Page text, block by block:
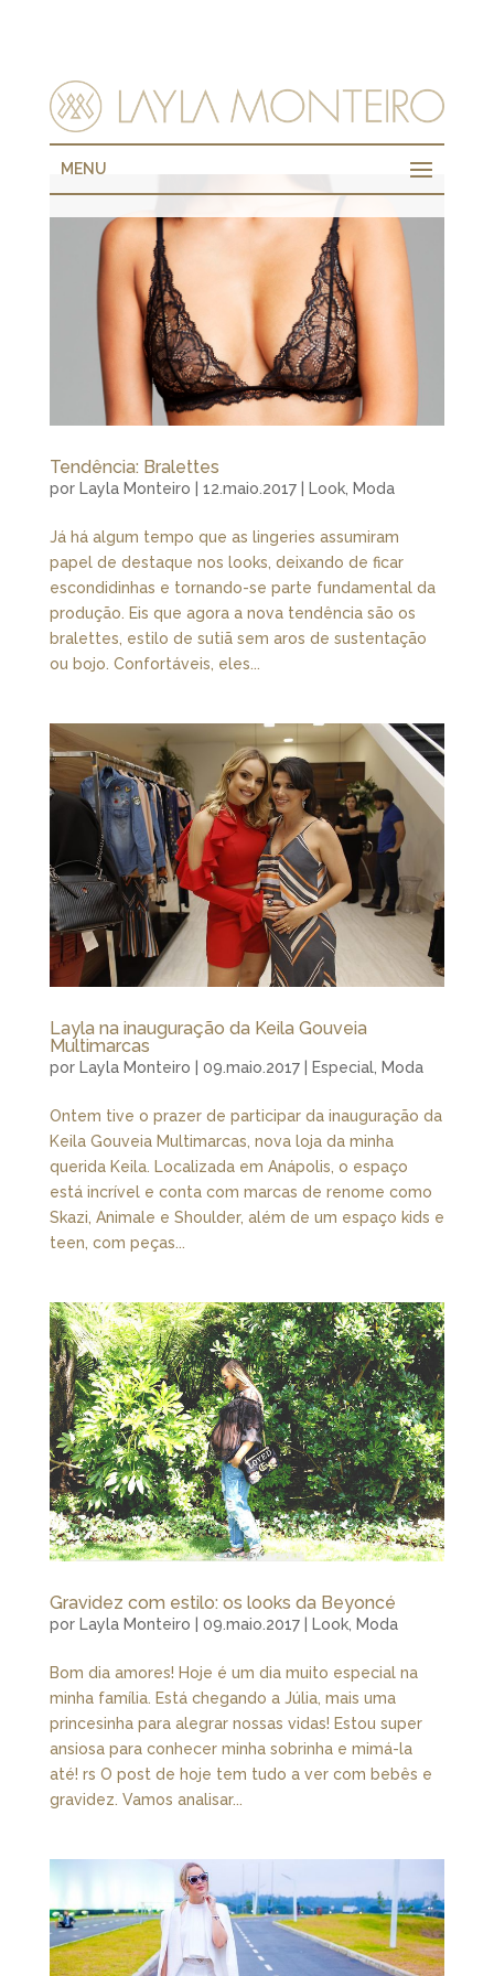
MENU
Tendência: Bralettes
por Layla Monteiro 12.maio.2017| Look, Moda
Já há algum tempo que as lingeries assumiram
papel de destaque nos looks, deixando de ficar
escondidinhas e tornando-se parte fundamental da
produção. Eis que agora a nova tendência são os
bralettes, estilo de sutiã sem aros de sustentação
ou bojo. Confortáveis, eles...
Layla na inauguração da Keila Gouveia
Multimarcas
por Layla Monteiro 09.maio.2017| Especial, Moda
Ontem tive o prazer de participar da inauguração da
Keila Gouveia Multimarcas, nova loja da minha
querida Keila. Localizada em Anápolis, o espaço
está incrível e conta com marcas de renome como
Skazi, Animale e Shoulder, além de um espaço kids e
teen, com peças...
Gravidez com estilo: os looks da Beyoncé
por Layla Monteiro 09.maio.2017| Look, Moda
Bom dia amores! Hoje é um dia muito especial na
minha família. Está chegando a Júlia, mais uma
princesinha para alegrar nossas vidas! Estou super
ansiosa para conhecer minha sobrinha e mimá-la
até! rs O post de hoje tem tudo a ver com bebês e
gravidez. Vamos analisar...